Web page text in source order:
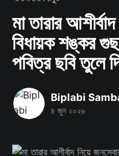
মা তারার
বিধায়ক শঙ্কর
পবিত্র ছবি তুলে
Biplabi
৪ জুন ২০২৬